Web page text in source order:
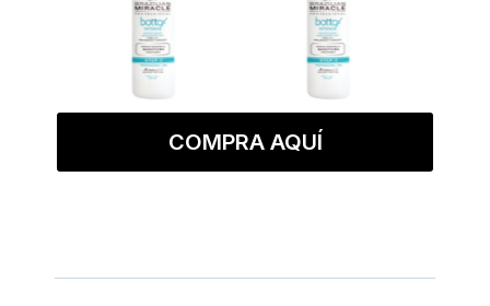
COMPRA AQUÍ